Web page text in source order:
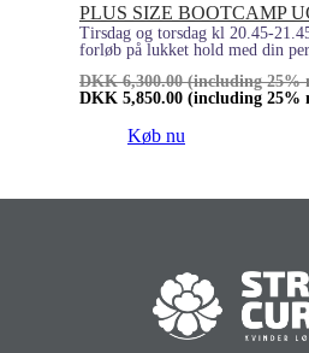
PLUS SIZE BOOTCAMP
Tirsdag og torsdag kl 20.45-
forløb på lukket hold med din
DKK 6,300.00 (including 25%
DKK 5,850.00 (including 25%
Køb nu